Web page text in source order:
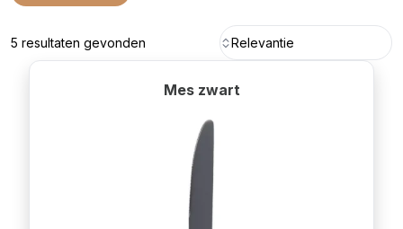
5 resultaten gevonden Relevantie
Mes zwart